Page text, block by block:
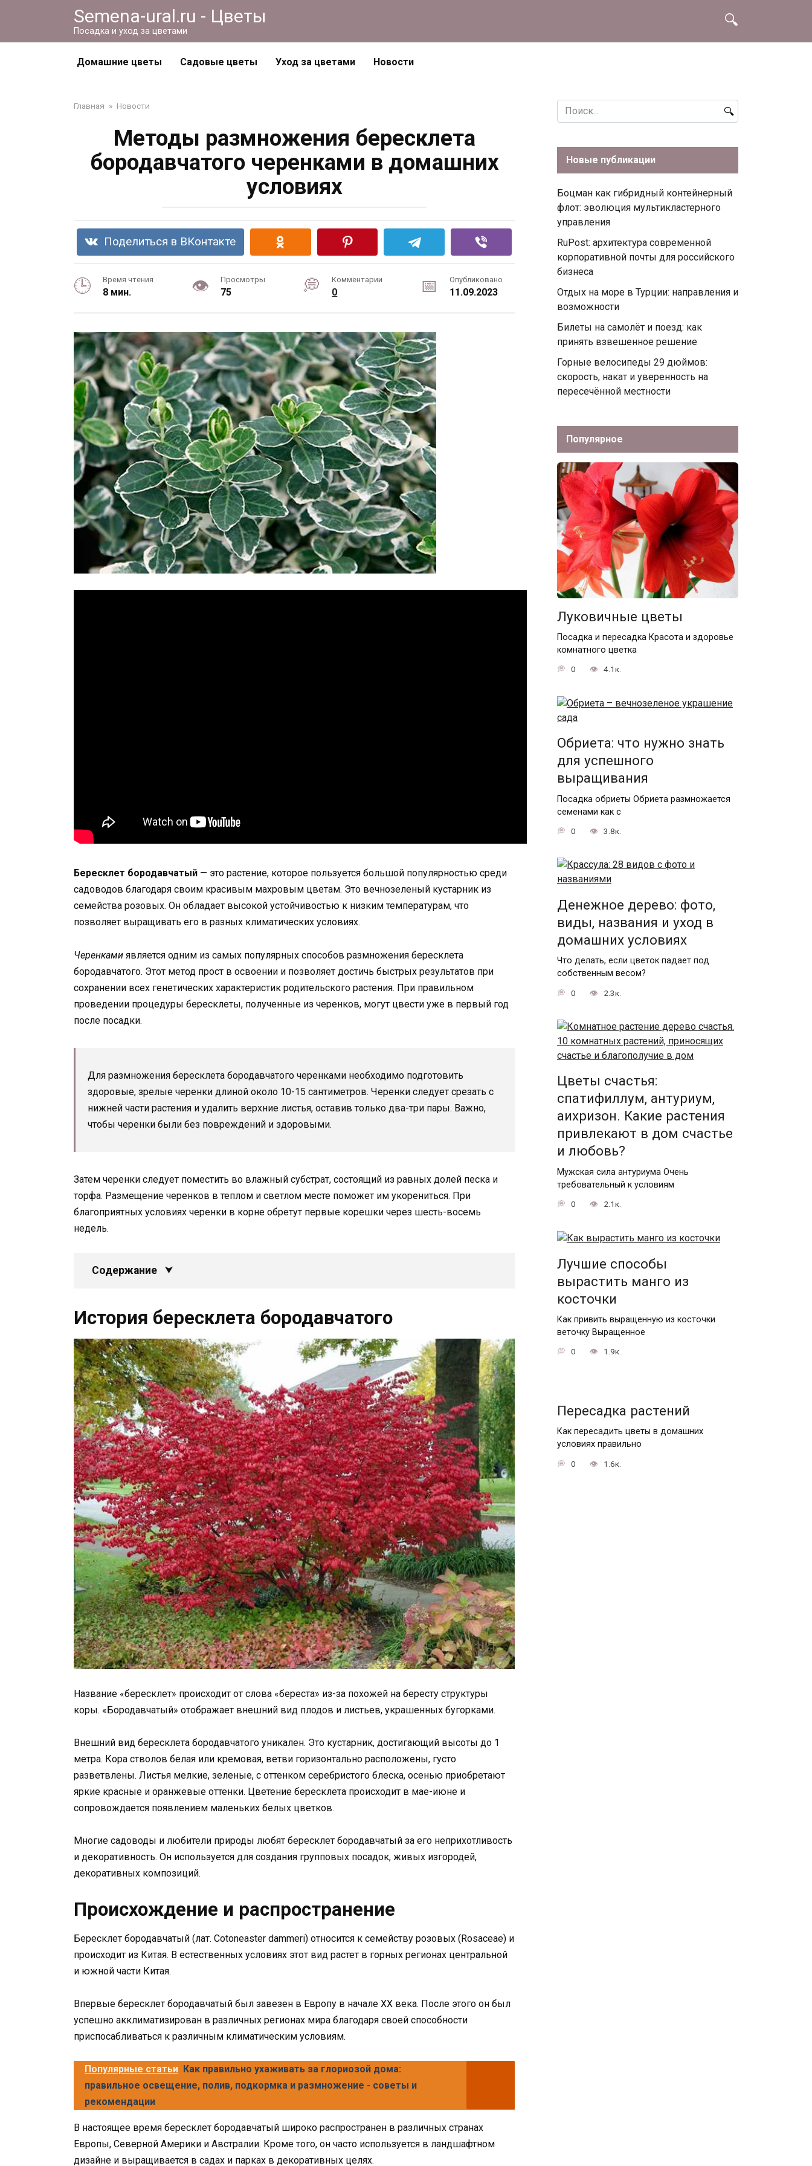
Semena-ural.ru - Цветы
Посадка и уход за цветами
Домашние цветы Садовые цветы Уход за цветами Новости
Главная » Новости
Методы размножения бересклета
бородавчатого черенками в домашних
условиях
Поделиться в ВКонтакте
Время чтения
8 мин.
Просмотры
75
Комментарии
0
Опубликовано
11.09.2023
Бересклет бородавчатый — это растение, которое пользуется большой популярностью среди
садоводов благодаря своим красивым махровым цветам. Это вечнозеленый кустарник из
семейства розовых. Он обладает высокой устойчивостью к низким температурам, что
позволяет выращивать его в разных климатических условиях.
Черенками является одним из самых популярных способов размножения бересклета
бородавчатого. Этот метод прост в освоении и позволяет достичь быстрых результатов при
сохранении всех генетических характеристик родительского растения. При правильном
проведении процедуры бересклеты, полученные из черенков, могут цвести уже в первый год
после посадки.
Для размножения бересклета бородавчатого черенками необходимо подготовить
здоровые, зрелые черенки длиной около 10-15 сантиметров. Черенки следует срезать с
нижней части растения и удалить верхние листья, оставив только два-три пары. Важно,
чтобы черенки были без повреждений и здоровыми.
Затем черенки следует поместить во влажный субстрат, состоящий из равных долей песка и
торфа. Размещение черенков в теплом и светлом месте поможет им укорениться. При
благоприятных условиях черенки в корне обретут первые корешки через шесть-восемь
недель.
Содержание
История бересклета бородавчатого
Название «бересклет» происходит от слова «береста» из-за похожей на бересту структуры
коры. «Бородавчатый» отображает внешний вид плодов и листьев, украшенных бугорками.
Внешний вид бересклета бородавчатого уникален. Это кустарник, достигающий высоты до 1
метра. Кора стволов белая или кремовая, ветви горизонтально расположены, густо
разветвлены. Листья мелкие, зеленые, с оттенком серебристого блеска, осенью приобретают
яркие красные и оранжевые оттенки. Цветение бересклета происходит в мае-июне и
сопровождается появлением маленьких белых цветков.
Многие садоводы и любители природы любят бересклет бородавчатый за его неприхотливость
и декоративность. Он используется для создания групповых посадок, живых изгородей,
декоративных композиций.
Происхождение и распространение
Бересклет бородавчатый (лат. Cotoneaster dammeri) относится к семейству розовых (Rosaceae) и
происходит из Китая. В естественных условиях этот вид растет в горных регионах центральной
и южной части Китая.
Впервые бересклет бородавчатый был завезен в Европу в начале XX века. После этого он был
успешно акклиматизирован в различных регионах мира благодаря своей способности
приспосабливаться к различным климатическим условиям.
Популярные статьи Как правильно ухаживать за глориозой дома:
правильное освещение, полив, подкормка и размножение - советы и
рекомендации
В настоящее время бересклет бородавчатый широко распространен в различных странах
Европы, Северной Америки и Австралии. Кроме того, он часто используется в ландшафтном
дизайне и выращивается в садах и парках в декоративных целях.
Search
for:
Новые публикации
Боцман как гибридный контейнерный
флот: эволюция мультикластерного
управления
RuPost: архитектура современной
корпоративной почты для российского
бизнеса
Отдых на море в Турции: направления и
возможности
Билеты на самолёт и поезд: как
принять взвешенное решение
Горные велосипеды 29 дюймов:
скорость, накат и уверенность на
пересечённой местности
Популярное
Луковичные цветы
Посадка и пересадка Красота и здоровье
комнатного цветка
0 4.1к.
Обриета: что нужно знать
для успешного
выращивания
Посадка обриеты Обриета размножается
семенами как с
0 3.8к.
Денежное дерево: фото,
виды, названия и уход в
домашних условиях
Что делать, если цветок падает под
собственным весом?
0 2.3к.
Цветы счастья:
спатифиллум, антуриум,
аихризон. Какие растения
привлекают в дом счастье
и любовь?
Мужская сила антуриума Очень
требовательный к условиям
0 2.1к.
Лучшие способы
вырастить манго из
косточки
Как привить выращенную из косточки
веточку Выращенное
0 1.9к.
Пересадка растений
Как пересадить цветы в домашних
условиях правильно
0 1.6к.